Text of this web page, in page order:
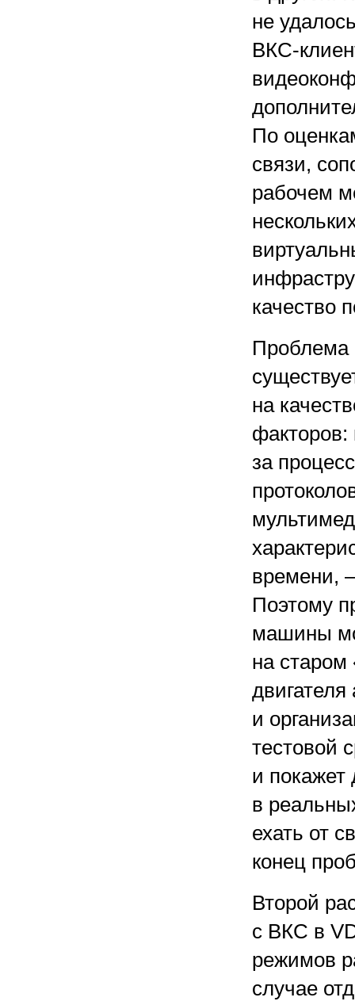
не
ВКС-
По
связи,
рабочем
качество
Проблема
на
факторов:
за
времени,
Поэтому
машины
на
и
тестовой
и покажет
в
ехать от
конец
Второй
с ВКС в
режимов
случае